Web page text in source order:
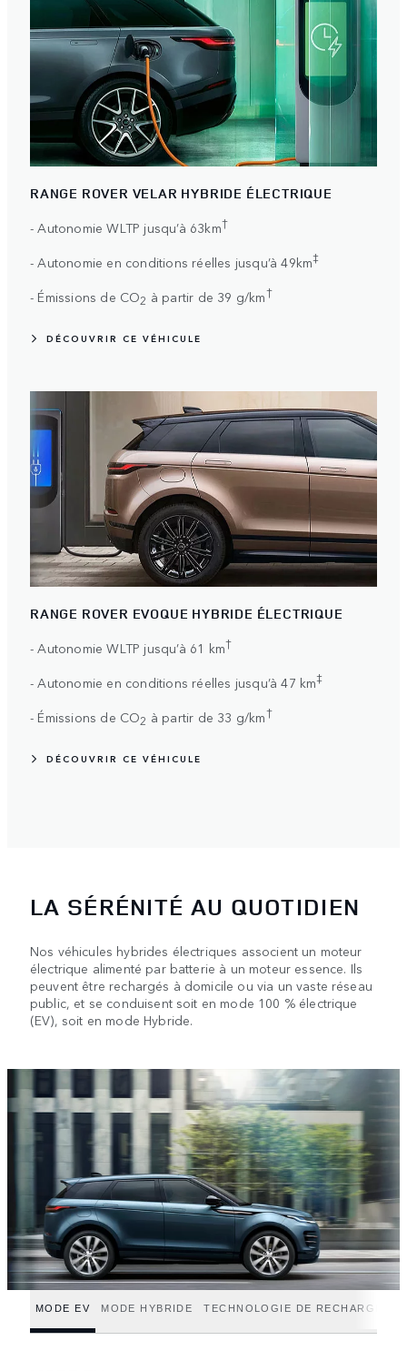
RANGE ROVER VELAR HYBRIDE ÉLECTRIQUE
- Autonomie WLTP jusqu’à 63km†
- Autonomie en conditions réelles jusqu’à 49km‡
- Émissions de CO2 à partir de 39 g/km†
DÉCOUVRIR CE VÉHICULE
RANGE ROVER EVOQUE HYBRIDE ÉLECTRIQUE
- Autonomie WLTP jusqu’à 61 km†
- Autonomie en conditions réelles jusqu’à 47 km‡
- Émissions de CO2 à partir de 33 g/km†
DÉCOUVRIR CE VÉHICULE
LA SÉRÉNITÉ AU QUOTIDIEN
Nos véhicules hybrides électriques associent un moteur
électrique alimenté par batterie à un moteur essence. Ils
peuvent être rechargés à domicile ou via un vaste réseau
public, et se conduisent soit en mode 100 % électrique
(EV), soit en mode Hybride.
MODE EV MODE HYBRIDE TECHNOLOGIE DE RECHARGE